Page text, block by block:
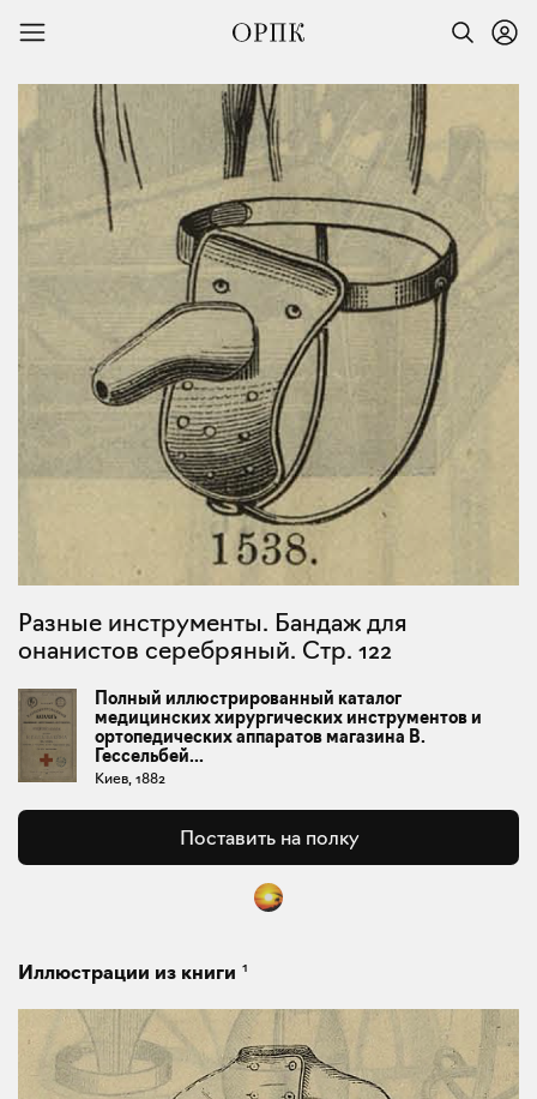
Разные инструменты. Бандаж для
онанистов серебряный. Стр. 122
Полный иллюстрированный каталог
медицинских хирургических инструментов и
ортопедических аппаратов магазина В.
Гессельбей...
Киев, 1882
Поставить на полку
Иллюстрации из книги 1